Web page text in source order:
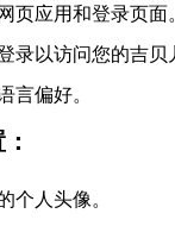
页应用和登录页面。
录以访问您的吉贝
言偏好。
个人头像。